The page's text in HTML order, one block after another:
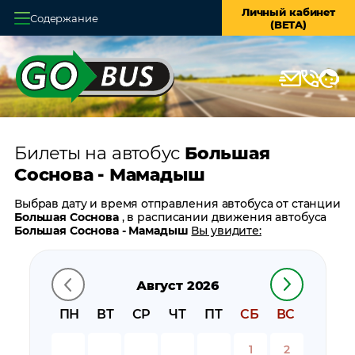
Содержание
Личный кабинет
(BETA)
Главная
О системе
Оплата и доставка
Возврат билетов
Заказ автобуса
Контакты
Билеты на автобус Большая
Соснова - Мамадыш
Август 2026
ПН
ВТ СР ЧТ ПТ СБ ВС
1 2
Выбрав дату и время отправления автобуса от станции
Большая Соснова , в расписании движения автобуса
Большая Соснова - Мамадыш Вы увидите:
время прибытия
время в пути
цену билета